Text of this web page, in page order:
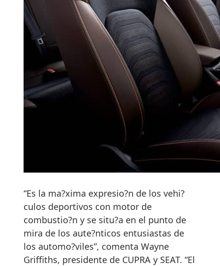
“Es la ma?xima expresio?n de los vehi?
culos deportivos con motor de
combustio?n y se situ?a en el punto de
mira de los aute?nticos entusiastas de
los automo?viles”, comenta Wayne
Griffiths, presidente de CUPRA y SEAT. “El